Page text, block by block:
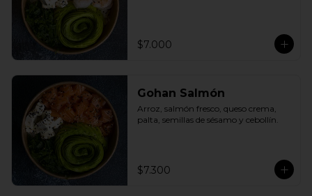
$7.000
Gohan Salmón
Arroz, salmón fresco, queso crema,
palta, semillas de sésamo y cebollín.
$7.300